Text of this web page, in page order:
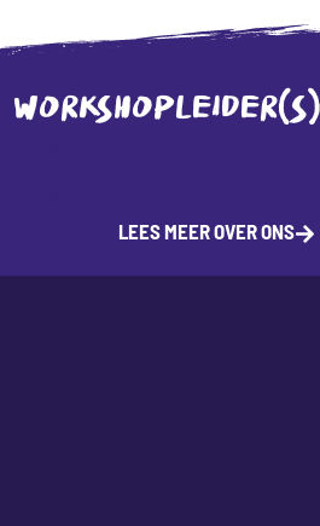
WORKSHOPLEIDER(S)
LEES MEER OVER ONS